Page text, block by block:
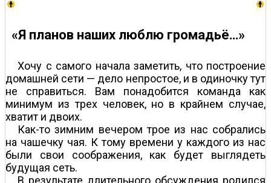
«Я планов наших люблю громадьё…»
Хочу с самого начала заметить, что построение
домашней сети — дело непростое, и в одиночку тут
не справиться. Вам понадобится команда как
минимум из трех человек, но в крайнем случае,
хватит и двоих.
Как-то зимним вечером трое из нас собрались
на чашечку чая. К тому времени у каждого из нас
были свои соображения, как будет выглядеть
будущая сеть.
В результате длительного обсуждения родился